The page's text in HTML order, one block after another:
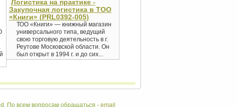
Логистика на практике -
Закупочная логистика в ТОО
«Книги» (PRL0392-005)
ТОО «Книги» — книжный магазин
универсального типа, ведущий
свою торговую деятельность в г.
Реутове Московской области. Он
был открыт в 1994 г. и до сих...
По всем вопросам обращаться - email